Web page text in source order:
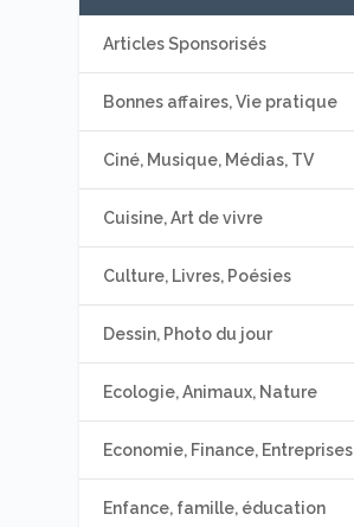
Articles Sponsorisés
Bonnes affaires, Vie pratique
Ciné, Musique, Médias, TV
Cuisine, Art de vivre
Culture, Livres, Poésies
Dessin, Photo du jour
Ecologie, Animaux, Nature
Economie, Finance, Entreprises
Enfance, famille, éducation